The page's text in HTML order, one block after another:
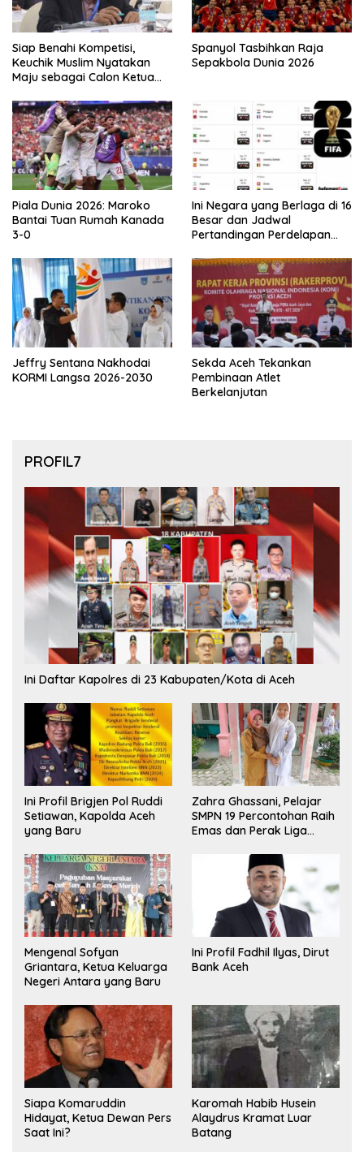
Siap Benahi Kompetisi,
Keuchik Muslim Nyatakan
Maju sebagai Calon Ketua
Spanyol Tasbihkan Raja
Sepakbola Dunia 2026
Piala Dunia 2026: Maroko
Bantai Tuan Rumah Kanada
3-0
Ini Negara yang Berlaga di 16
Besar dan Jadwal
Pertandingan Perdelapan
Jeffry Sentana Nakhodai
KORMI Langsa 2026-2030
Sekda Aceh Tekankan
Pembinaan Atlet
Berkelanjutan
PROFIL7
Ini Daftar Kapolres di 23 Kabupaten/Kota di Aceh
Ini Profil Brigjen Pol Ruddi
Setiawan, Kapolda Aceh
yang Baru
Zahra Ghassani, Pelajar
SMPN 19 Percontohan Raih
Emas dan Perak Liga
Mengenal Sofyan
Griantara, Ketua Keluarga
Negeri Antara yang Baru
Ini Profil Fadhil Ilyas, Dirut
Bank Aceh
Siapa Komaruddin
Hidayat, Ketua Dewan Pers
Saat Ini?
Karomah Habib Husein
Alaydrus Kramat Luar
Batang